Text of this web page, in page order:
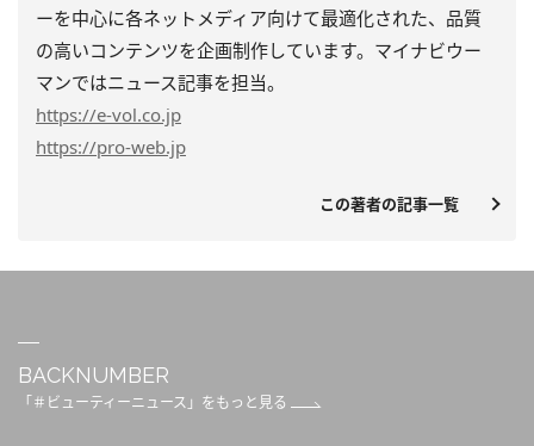
ーを中心に各ネットメディア向けて最適化された、品質
の高いコンテンツを企画制作しています。マイナビウー
マンではニュース記事を担当。
https://e-vol.co.jp
https://pro-web.jp
この著者の記事一覧
BACKNUMBER
「＃ビューティーニュース」をもっと見る